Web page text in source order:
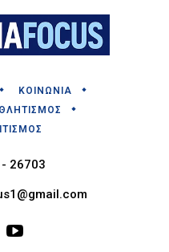
ΚΟΙΝΩΝΙΑ
26703